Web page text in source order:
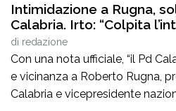
Intimidazione a Rugna,
Calabria. Irto: “Colpita
di redazione
Con una nota ufficiale, “il Pd
e vicinanza a Roberto Rugna,
Calabria e vicepresidente